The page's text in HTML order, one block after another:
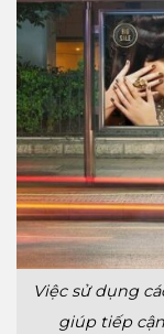
Việc sử dụng
giúp tiếp